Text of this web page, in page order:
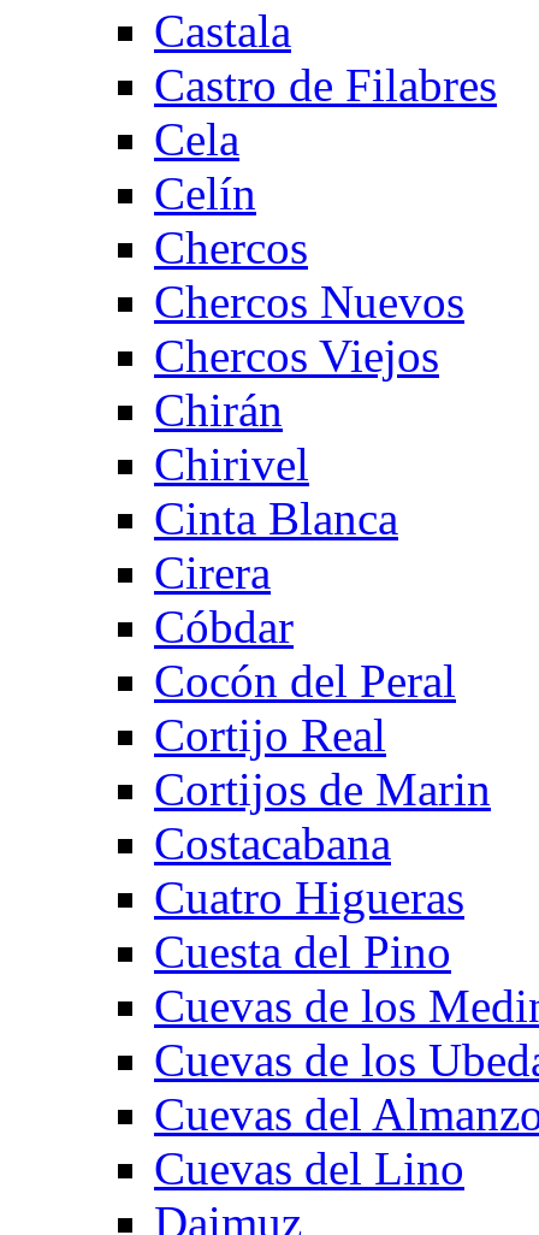
Castala
Castro de Filabres
Cela
Celín
Chercos
Chercos Nuevos
Chercos Viejos
Chirán
Chirivel
Cinta Blanca
Cirera
Cóbdar
Cocón del Peral
Cortijo Real
Cortijos de Marin
Costacabana
Cuatro Higueras
Cuesta del Pino
Cuevas de los
Cuevas de los
Cuevas del
Cuevas del Lino
Daimuz